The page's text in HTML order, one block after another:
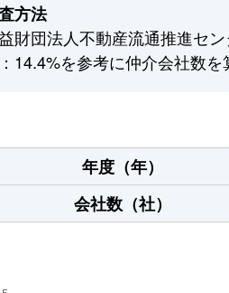
方法
財団法人不動産流通推進セ
14.4%を参考に仲介会社数を
年度（年）
会社数（社）